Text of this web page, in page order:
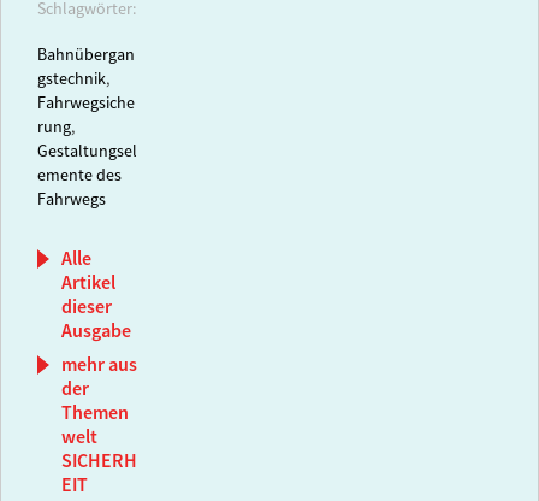
Schlagwörter:
Bahnübergan
gstechnik,
Fahrwegsiche
rung,
Gestaltungsel
emente des
Fahrwegs
Alle
Artikel
dieser
Ausgabe
mehr aus
der
Themen
welt
SICHERH
EIT